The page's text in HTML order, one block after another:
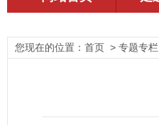
您现在的位置： 首页 > 专题专